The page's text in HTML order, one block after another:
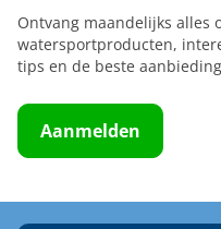
Ontvang maandelijks alles
watersportproducten,
tips en de beste
Aanmelden